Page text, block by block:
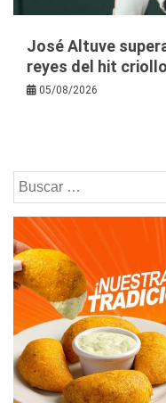
José Altuve
reyes del hit
05/08/2026
Buscar: